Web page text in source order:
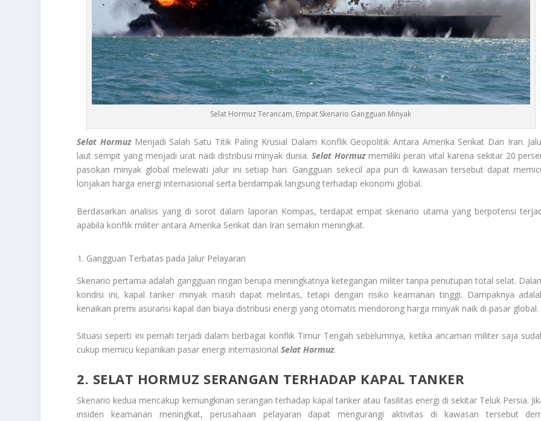
Selat Hormuz Terancam, Empat Skenario Gangguan Minyak
Selat HormuzMenjadi Salah Satu Titik Paling Krusial Dalam Konflik Geopolitik Antara Amerika Serikat Dan Iran.
laut sempit yang menjadi urat nadi distribusi minyak dunia.Selat Hormuzmemiliki peran vital karena sekitar 20
pasokan minyak global melewati jalur ini setiap hari. Gangguan sekecil apa pun di kawasan tersebut dapat
lonjakan harga energi internasional serta berdampak langsung terhadap ekonomi global.
Berdasarkan analisis yang di sorot dalam laporan Kompas, terdapat empat skenario utama yang berpotensi
apabila konflik militer antara Amerika Serikat dan Iran semakin meningkat.
Gangguan Terbatas pada Jalur Pelayaran
Skenario pertama adalah gangguan ringan berupa meningkatnya ketegangan militer tanpa penutupan total selat.
kondisi ini, kapal tanker minyak masih dapat melintas, tetapi dengan risiko keamanan tinggi. Dampaknya
kenaikan premi asuransi kapal dan biaya distribusi energi yang otomatis mendorong harga minyak naik di pasar global.
Situasi seperti ini pernah terjadi dalam berbagai konflik Timur Tengah sebelumnya, ketika ancaman militer saja
cukup memicu kepanikan pasar energi internasionalSelat Hormuz.
2. SELAT HORMUZ SERANGAN TERHADAP KAPAL TANKER
Skenario kedua mencakup kemungkinan serangan terhadap kapal tanker atau fasilitas energi di sekitar Teluk Persia.
insiden keamanan meningkat, perusahaan pelayaran dapat mengurangi aktivitas di kawasan tersebut